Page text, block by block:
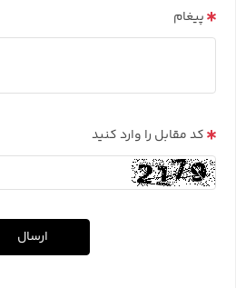
پیغام
کد مقابل را وارد کنید
ارسال